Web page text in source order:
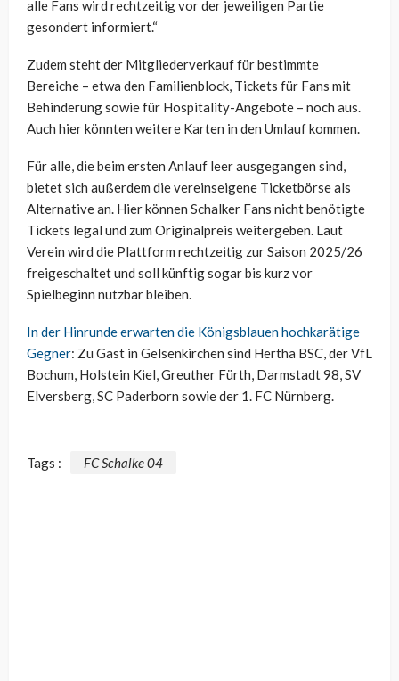
alle Fans wird rechtzeitig vor der jeweiligen Partie
gesondert informiert.“
Zudem steht der Mitgliederverkauf für bestimmte
Bereiche – etwa den Familienblock, Tickets für Fans mit
Behinderung sowie für Hospitality-Angebote – noch aus.
Auch hier könnten weitere Karten in den Umlauf kommen.
Für alle, die beim ersten Anlauf leer ausgegangen sind,
bietet sich außerdem die vereinseigene Ticketbörse als
Alternative an. Hier können Schalker Fans nicht benötigte
Tickets legal und zum Originalpreis weitergeben. Laut
Verein wird die Plattform rechtzeitig zur Saison 2025/26
freigeschaltet und soll künftig sogar bis kurz vor
Spielbeginn nutzbar bleiben.
In der Hinrunde erwarten die Königsblauen hochkarätige
Gegner: Zu Gast in Gelsenkirchen sind Hertha BSC, der VfL
Bochum, Holstein Kiel, Greuther Fürth, Darmstadt 98, SV
Elversberg, SC Paderborn sowie der 1. FC Nürnberg.
Tags : FC Schalke 04